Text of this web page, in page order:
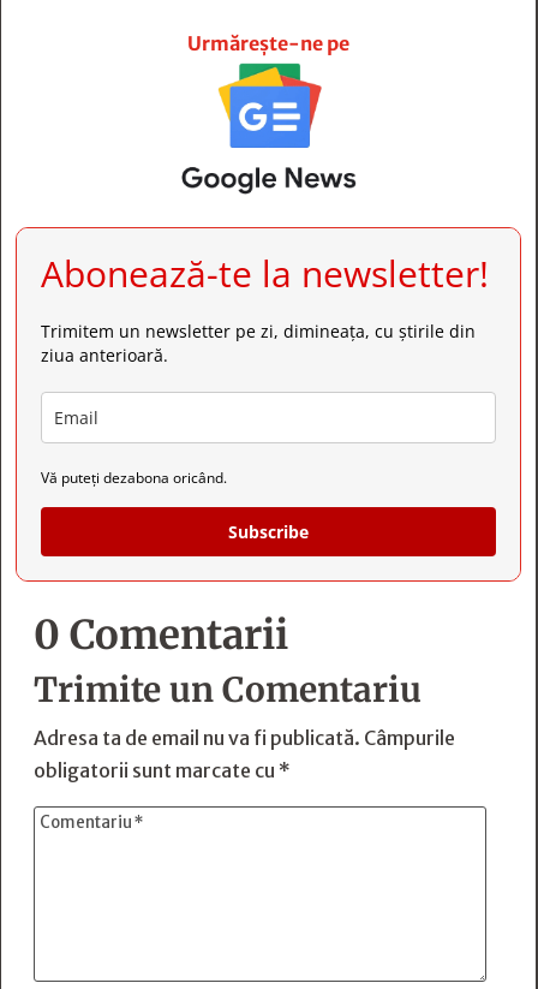
Urmărește-ne pe
Abonează-te la newsletter!
Trimitem un newsletter pe zi, dimineața, cu știrile din
ziua anterioară.
Vă puteți dezabona oricând.
Subscribe
0 Comentarii
Trimite un Comentariu
Adresa ta de email nu va fi publicată. Câmpurile
obligatorii sunt marcate cu *